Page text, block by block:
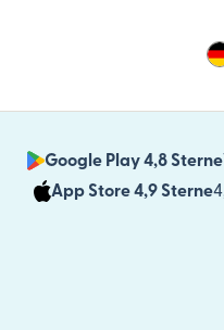
Google Play 4,8 Sterne
App Store 4,9 Sterne